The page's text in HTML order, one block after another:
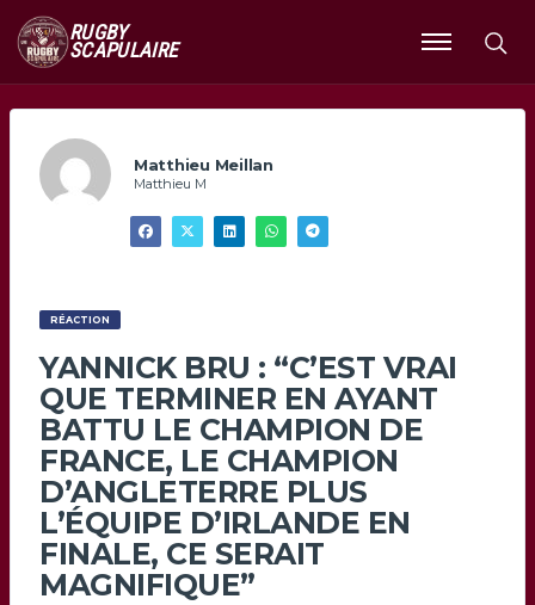
RUGBY
SCAPULAIRE
Ouvrir
le
Matthieu Meillan
Matthieu M
RÉACTION
YANNICK BRU : “C’EST VRAI
QUE TERMINER EN AYANT
BATTU LE CHAMPION DE
FRANCE, LE CHAMPION
D’ANGLETERRE PLUS
L’ÉQUIPE D’IRLANDE EN
FINALE, CE SERAIT
MAGNIFIQUE”